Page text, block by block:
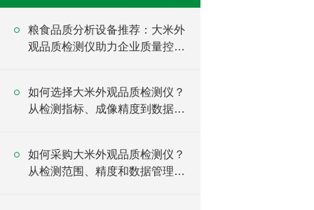
粮食品质分析设备推荐：大米外
观品质检测仪助力企业质量控制
如何选择大米外观品质检测仪？
从检测指标、成像精度到数据管
如何采购大米外观品质检测仪？
从检测范围、精度和数据管理进